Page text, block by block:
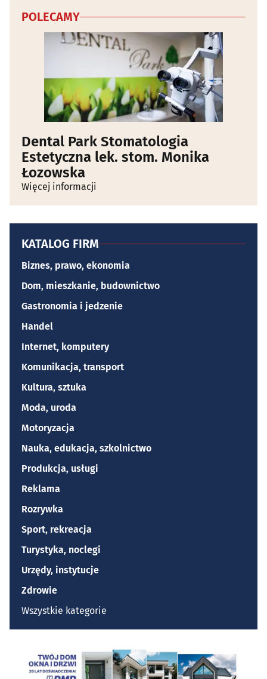
POLECAMY
Dental Park Stomatologia
Estetyczna lek. stom. Monika
Łozowska
Więcej informacji
KATALOG FIRM
Biznes, prawo, ekonomia
Dom, mieszkanie, budownictwo
Gastronomia i jedzenie
Handel
Internet, komputery
Komunikacja, transport
Kultura, sztuka
Moda, uroda
Motoryzacja
Nauka, edukacja, szkolnictwo
Produkcja, usługi
Reklama
Rozrywka
Sport, rekreacja
Turystyka, noclegi
Urzędy, instytucje
Zdrowie
Wszystkie kategorie